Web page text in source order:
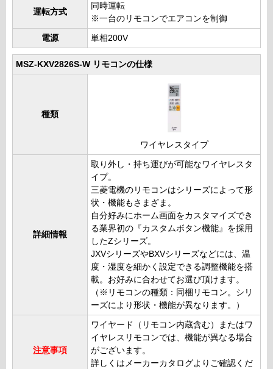
運転方式
同時運転
※一台のリモコンでエアコンを制御
電源 単相200V
MSZ-KXV2826S-W リモコンの仕様
種類
ワイヤレスタイプ
詳細情報
取り外し・持ち運びが可能なワイヤレスタ
イプ。
三菱電機のリモコンはシリーズによって形
状・機能もさまざま。
自分好みにホーム画面をカスタマイズでき
る業界初の『カスタムボタン機能』を採用
したZシリーズ。
JXVシリーズやBXVシリーズなどには、温
度・湿度を細かく設定できる調整機能を搭
載。お好みに合わせてお選び頂けます。
（※リモコンの種類：同梱リモコン。シリ
ーズにより形状・機能が異なります。）
注意事項
ワイヤード（リモコン内蔵含む）またはワ
イヤレスリモコンでは、機能が異なる場合
がございます。
詳しくはメーカーカタログよりご確認くだ